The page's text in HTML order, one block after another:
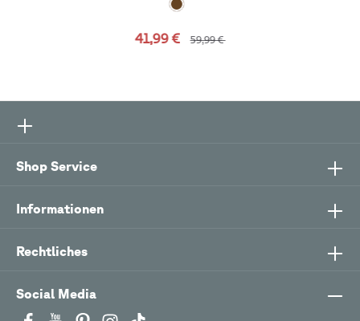
41,99 € 59,99 €
Social Media
Shop Service
Informationen
Rechtliches